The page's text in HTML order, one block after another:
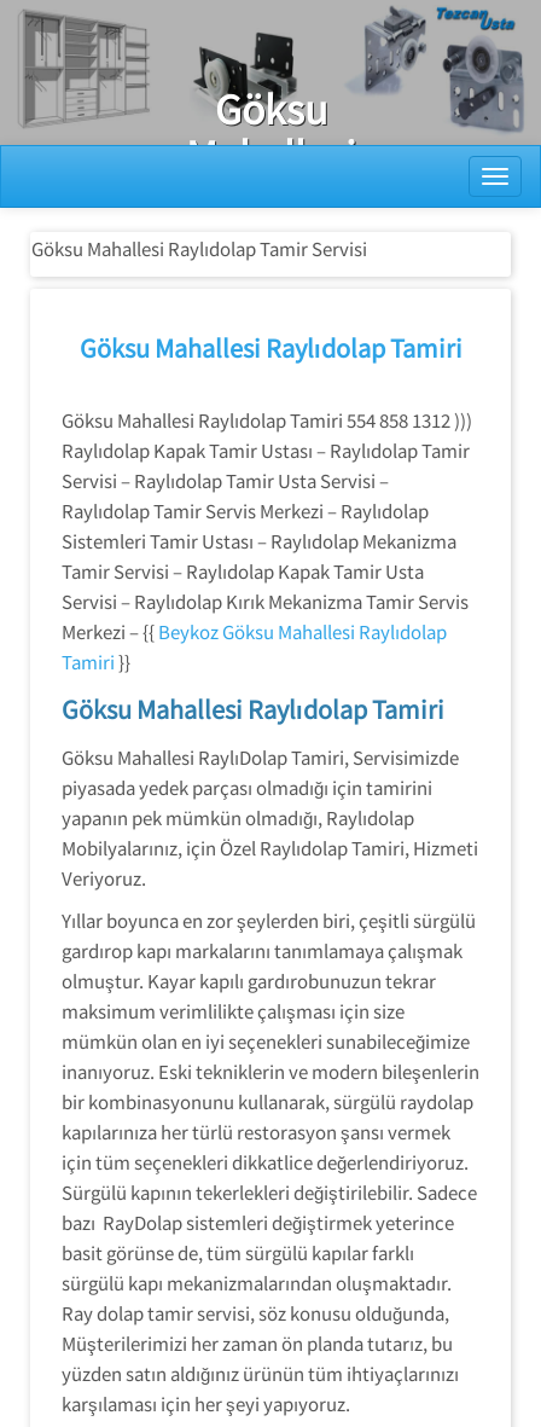
Ray Dolap Tamiri
Göksu
Mahallesi
Raylıdolap
Tamir Servisi
Göksu Mahallesi Raylıdolap Tamir Servisi
Göksu Mahallesi Raylıdolap Tamiri
Göksu Mahallesi Raylıdolap Tamiri 554 858 1312 )))
Raylıdolap Kapak Tamir Ustası – Raylıdolap Tamir
Servisi – Raylıdolap Tamir Usta Servisi –
Raylıdolap Tamir Servis Merkezi – Raylıdolap
Sistemleri Tamir Ustası – Raylıdolap Mekanizma
Tamir Servisi – Raylıdolap Kapak Tamir Usta
Servisi – Raylıdolap Kırık Mekanizma Tamir Servis
Merkezi – {{Beykoz Göksu Mahallesi Raylıdolap
Tamiri}}
Göksu Mahallesi Raylıdolap Tamiri
Göksu Mahallesi RaylıDolap Tamiri, Servisimizde
piyasada yedek parçası olmadığı için tamirini
yapanın pek mümkün olmadığı, Raylıdolap
Mobilyalarınız, için Özel Raylıdolap Tamiri, Hizmeti
Veriyoruz.
Yıllar boyunca en zor şeylerden biri, çeşitli sürgülü
gardırop kapı markalarını tanımlamaya çalışmak
olmuştur. Kayar kapılı gardırobunuzun tekrar
maksimum verimlilikte çalışması için size
mümkün olan en iyi seçenekleri sunabileceğimize
inanıyoruz. Eski tekniklerin ve modern bileşenlerin
bir kombinasyonunu kullanarak, sürgülü raydolap
kapılarınıza her türlü restorasyon şansı vermek
için tüm seçenekleri dikkatlice değerlendiriyoruz.
Sürgülü kapının tekerlekleri değiştirilebilir. Sadece
bazı RayDolap sistemleri değiştirmek yeterince
basit görünse de, tüm sürgülü kapılar farklı
sürgülü kapı mekanizmalarından oluşmaktadır.
Ray dolap tamir servisi, söz konusu olduğunda,
Müşterilerimizi her zaman ön planda tutarız, bu
yüzden satın aldığınız ürünün tüm ihtiyaçlarınızı
karşılaması için her şeyi yapıyoruz.